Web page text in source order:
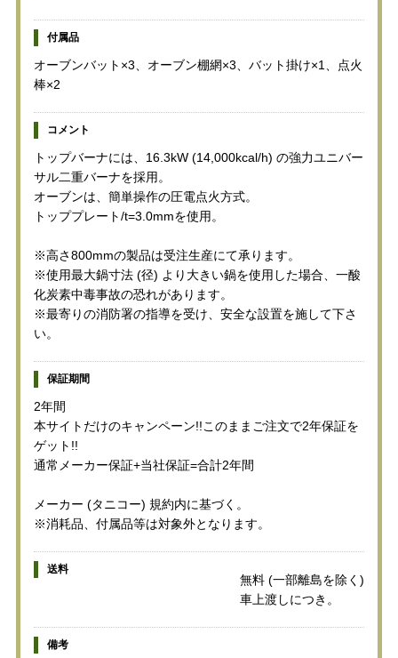
付属品
オーブンバット×3、オーブン棚網×3、バット掛け×1、点火
棒×2
コメント
トップバーナには、16.3kW (14,000kcal/h) の強力ユニバー
サル二重バーナを採用。
オーブンは、簡単操作の圧電点火方式。
トッププレート/t=3.0mmを使用。
※高さ800mmの製品は受注生産にて承ります。
※使用最大鍋寸法 (径) より大きい鍋を使用した場合、一酸
化炭素中毒事故の恐れがあります。
※最寄りの消防署の指導を受け、安全な設置を施して下さ
い。
保証期間
2年間
本サイトだけのキャンペーン!!このままご注文で2年保証を
ゲット!!
通常メーカー保証+当社保証=合計2年間
メーカー (タニコー) 規約内に基づく。
※消耗品、付属品等は対象外となります。
送料
無料 (一部離島を除く)
車上渡しにつき。
備考